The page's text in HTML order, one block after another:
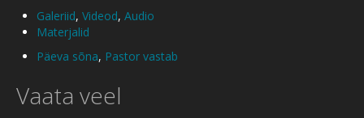
Galeriid, Videod, Audio
Materjalid
Päeva sõna, Pastor vastab
Vaata veel